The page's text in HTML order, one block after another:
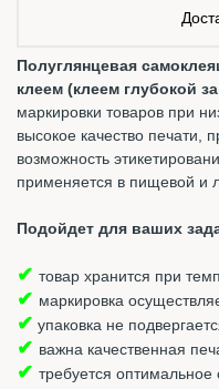
Полуглянцевая
клеем (клеем глубокой
маркировки товаров при
высокое качество печати,
возможность
применяется в пищевой и
Подойдет для ваших
✔ товар хранится при
✔ маркировка
✔ упаковка не
✔ важна качественная
✔ требуется оптимальное